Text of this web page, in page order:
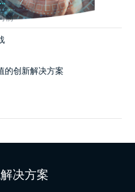
前
的创新解决方案
决方案